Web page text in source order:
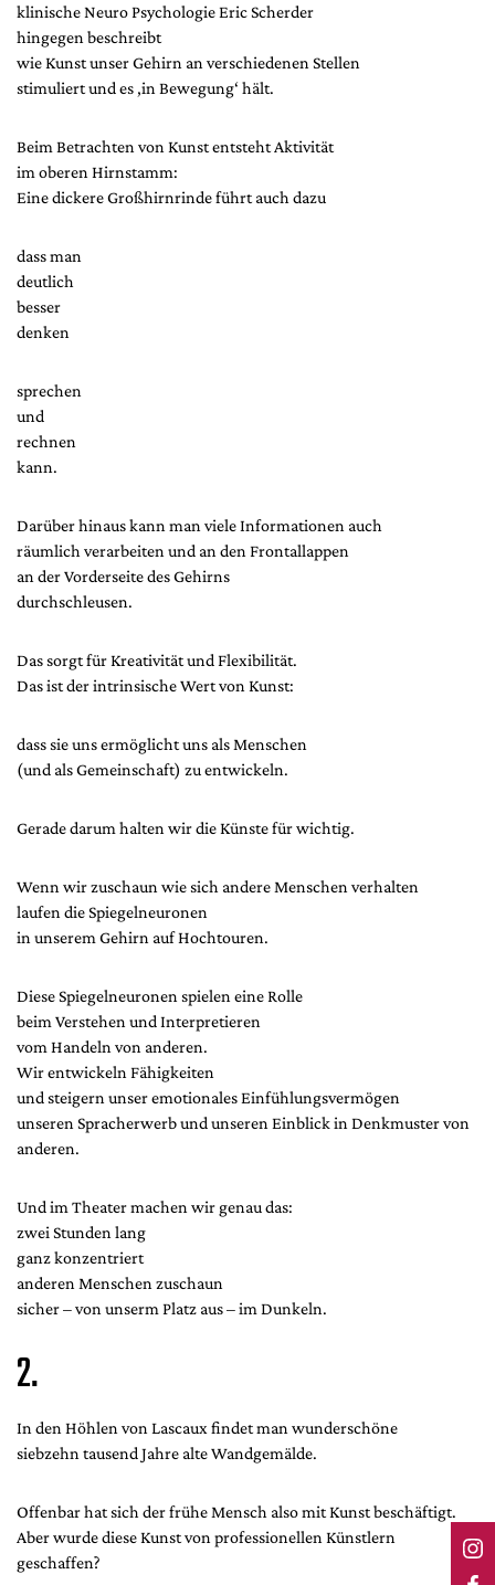
klinische Neuro Psychologie Eric Scherder
hingegen beschreibt
wie Kunst unser Gehirn an verschiedenen Stellen
stimuliert und es ‚in Bewegung‘ hält.
Beim Betrachten von Kunst entsteht Aktivität
im oberen Hirnstamm:
Eine dickere Großhirnrinde führt auch dazu
dass man
deutlich
besser
denken
sprechen
und
rechnen
kann.
Darüber hinaus kann man viele Informationen auch
räumlich verarbeiten und an den Frontallappen
an der Vorderseite des Gehirns
durchschleusen.
Das sorgt für Kreativität und Flexibilität.
Das ist der intrinsische Wert von Kunst:
dass sie uns ermöglicht uns als Menschen
(und als Gemeinschaft) zu entwickeln.
Gerade darum halten wir die Künste für wichtig.
Wenn wir zuschaun wie sich andere Menschen verhalten
laufen die Spiegelneuronen
in unserem Gehirn auf Hochtouren.
Diese Spiegelneuronen spielen eine Rolle
beim Verstehen und Interpretieren
vom Handeln von anderen.
Wir entwickeln Fähigkeiten
und steigern unser emotionales Einfühlungsvermögen
unseren Spracherwerb und unseren Einblick in Denkmuster von
anderen.
Und im Theater machen wir genau das:
zwei Stunden lang
ganz konzentriert
anderen Menschen zuschaun
sicher – von unserm Platz aus – im Dunkeln.
2.
In den Höhlen von Lascaux findet man wunderschöne
siebzehn tausend Jahre alte Wandgemälde.
Offenbar hat sich der frühe Mensch also mit Kunst beschäftigt.
Aber wurde diese Kunst von professionellen Künstlern
geschaffen?